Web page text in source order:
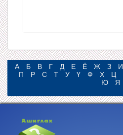
А Б В Г Д Е Ё Ж З И
П
Р С Т У Ү Ф Х Ц
Ю
Я